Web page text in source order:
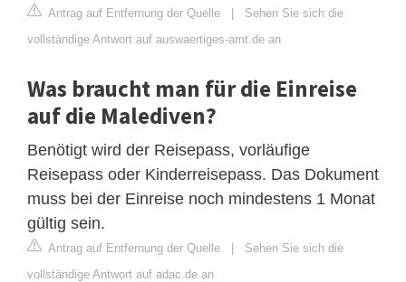
Antrag auf Entfernung der Quelle | Sehen Sie sich die
vollständige Antwort auf auswaertiges-amt.de an
Was braucht man für die Einreise
auf die Malediven?
Benötigt wird der Reisepass, vorläufige
Reisepass oder Kinderreisepass. Das Dokument
muss bei der Einreise noch mindestens 1 Monat
gültig sein.
Antrag auf Entfernung der Quelle | Sehen Sie sich die
vollständige Antwort auf adac.de an